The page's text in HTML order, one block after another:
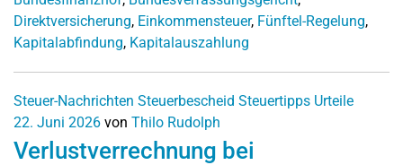
Direktversicherung, Einkommensteuer, Fünftel-Regelung,
Kapitalabfindung, Kapitalauszahlung
Steuer-Nachrichten Steuerbescheid Steuertipps Urteile
22. Juni 2026 von Thilo Rudolph
Verlustverrechnung bei